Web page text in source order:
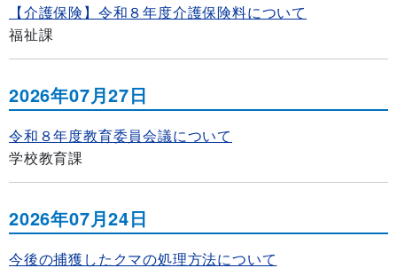
【介護保険】令和８年度介護保険料について
福祉課
2026年07月27日
令和８年度教育委員会議について
学校教育課
2026年07月24日
今後の捕獲したクマの処理方法について